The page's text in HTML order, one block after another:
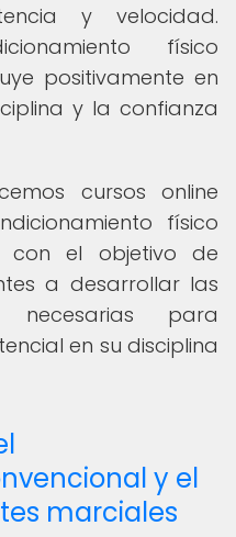
y velocidad.
físico
positivamente en
y la confianza
cursos online
físico
con el objetivo de
a desarrollar las
necesarias para
en su disciplina
y el
marciales